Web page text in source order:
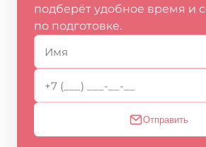
подберёт удобное время и
по подготовке.
Отправить